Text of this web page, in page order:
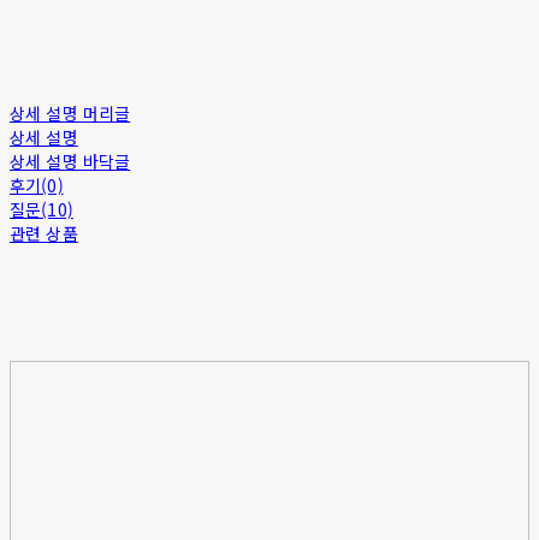
상세 설명 머리글
상세 설명
상세 설명 바닥글
후기(0)
질문(10)
관련 상품